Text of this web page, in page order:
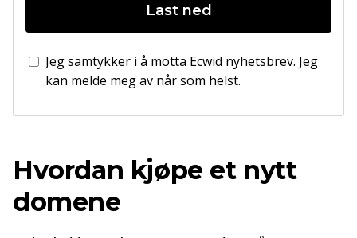
Last ned
Jeg samtykker i å motta Ecwid nyhetsbrev. Jeg
kan melde meg av når som helst.
Hvordan kjøpe et nytt
domene